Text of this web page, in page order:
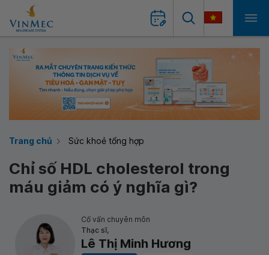
Trang chủ Sức khoẻ tổng hợp
Chỉ số HDL cholesterol trong
máu giảm có ý nghĩa gì?
Cố vấn chuyên môn
Thạc sĩ,
Lê Thị Minh Hương